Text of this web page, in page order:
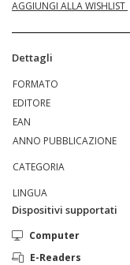
AGGIUNGI ALLA WISHLIST
Dettagli
FORMATO
EDITORE
EAN
ANNO PUBBLICAZIONE
CATEGORIA
LINGUA
Dispositivi supportati
Computer
E-Readers